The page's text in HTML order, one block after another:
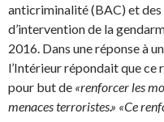
anticriminalité (BAC) et
d’intervention de la
2016. Dans une réponse à
l’Intérieur répondait que ce
pour but de «renforcer les
menaces terroristes.» «Ce